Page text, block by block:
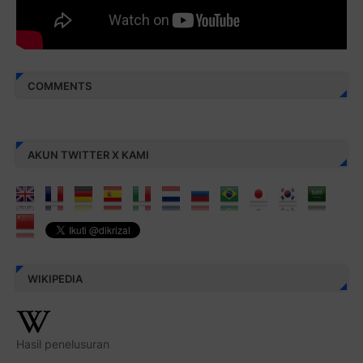
COMMENTS
AKUN TWITTER X KAMI
WIKIPEDIA
Hasil penelusuran